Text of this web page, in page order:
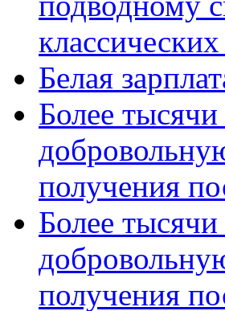
Белая
Более
получения
Более
получения